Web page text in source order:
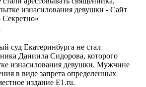
суд Екатеринбурга не стал
Даниила Сидорова, которого
изнасилования девушки. Мужчине
в виде запрета определенных
издание E1.ru.